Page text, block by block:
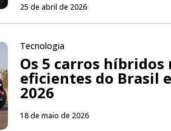
25 de abril de 2026
Tecnologia
Os 5 carros híbridos
eficientes do Brasil
2026
18 de maio de 2026